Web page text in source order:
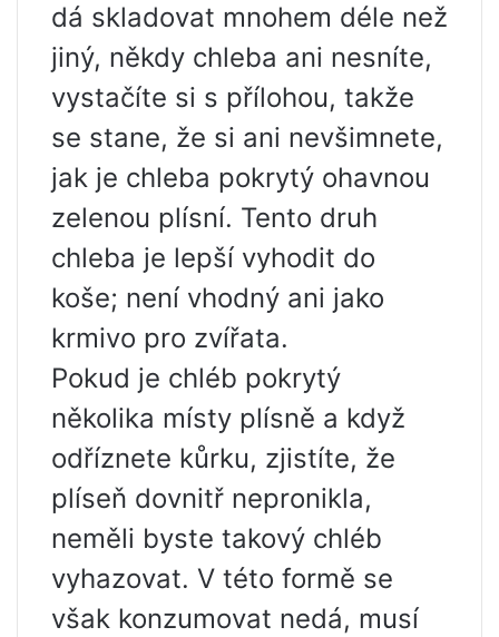
dá skladovat mnohem déle než
jiný, někdy chleba ani nesníte,
vystačíte si s přílohou, takže
se stane, že si ani nevšimnete,
jak je chleba pokrytý ohavnou
zelenou plísní. Tento druh
chleba je lepší vyhodit do
koše; není vhodný ani jako
krmivo pro zvířata.
Pokud je chléb pokrytý
několika místy plísně a když
odříznete kůrku, zjistíte, že
plíseň dovnitř nepronikla,
neměli byste takový chléb
vyhazovat. V této formě se
však konzumovat nedá, musí